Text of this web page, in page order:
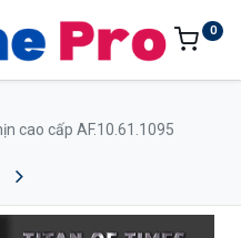
0
cao cấp AF.10.61.1095